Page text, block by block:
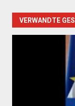
VERWANDTE